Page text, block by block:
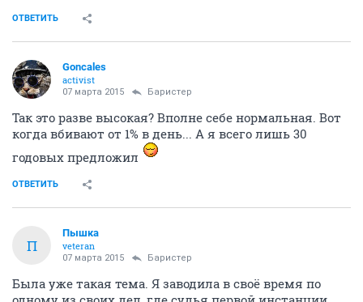
ОТВЕТИТЬ
Goncales
activist
07 марта 2015 Баристер
Так это разве высокая? Вполне себе нормальная. Вот
когда вбивают от 1% в день... А я всего лишь 30
годовых предложил
ОТВЕТИТЬ
П
Пышка
veteran
07 марта 2015 Баристер
Была уже такая тема. Я заводила в своё время по